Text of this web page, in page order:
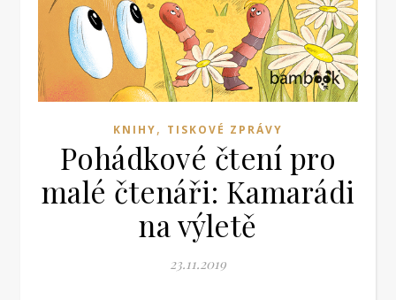
KNIHY, TISKOVÉ ZPRÁVY
Pohádkové čtení pro
malé čtenáři: Kamarádi
na výletě
23.11.2019